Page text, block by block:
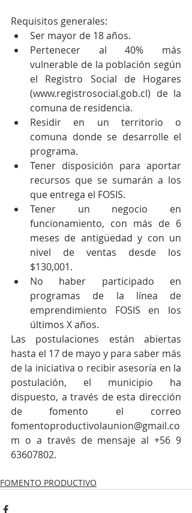
Requisitos generales:
Ser mayor de 18 años.
Pertenecer al 40% más
vulnerable de la población según
el Registro Social de Hogares
(www.registrosocial.gob.cl) de la
comuna de residencia.
Residir en un territorio o
comuna donde se desarrolle el
programa.
Tener disposición para aportar
recursos que se sumarán a los
que entrega el FOSIS.
Tener un negocio en
funcionamiento, con más de 6
meses de antigüedad y con un
nivel de ventas desde los
$130,001.
No haber participado en
programas de la línea de
emprendimiento FOSIS en los
últimos X años.
Las postulaciones están abiertas
hasta el 17 de mayo y para saber más
de la iniciativa o recibir asesoría en la
postulación, el municipio ha
dispuesto, a través de esta dirección
de fomento el correo
fomentoproductivolaunion@gmail.co
m o a través de mensaje al +56 9
63607802.
FOMENTO PRODUCTIVO